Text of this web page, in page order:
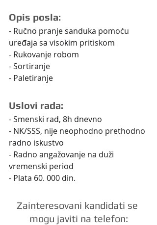
Opis posla:
- Ručno pranje sanduka pomoću
uređaja sa visokim pritiskom
- Rukovanje robom
- Sortiranje
- Paletiranje
Uslovi rada:
- Smenski rad, 8h dnevno
- NK/SSS, nije neophodno prethodno
radno iskustvo
- Radno angažovanje na duži
vremenski period
- Plata 60. 000 din.
Zainteresovani kandidati se
mogu javiti na telefon: